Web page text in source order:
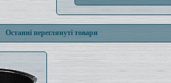
Останні переглянуті товари